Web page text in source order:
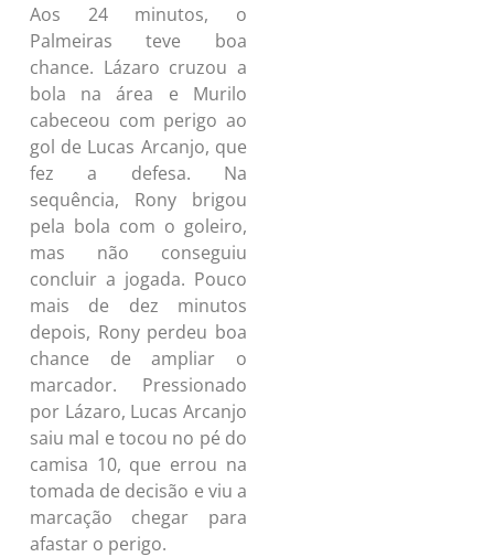
Aos 24 minutos, o
Palmeiras teve boa
chance. Lázaro cruzou a
bola na área e Murilo
cabeceou com perigo ao
gol de Lucas Arcanjo, que
fez a defesa. Na
sequência, Rony brigou
pela bola com o goleiro,
mas não conseguiu
concluir a jogada. Pouco
mais de dez minutos
depois, Rony perdeu boa
chance de ampliar o
marcador. Pressionado
por Lázaro, Lucas Arcanjo
saiu mal e tocou no pé do
camisa 10, que errou na
tomada de decisão e viu a
marcação chegar para
afastar o perigo.